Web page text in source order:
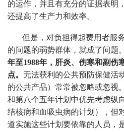
的运作，并且有充分的证据表明
还提高了生产力和效率。
但是，对负担得起费用者服
的问题的弱势群体，就成了问题
年至1988年，肝炎、伤寒和副伤
点。 无法获利的公共预防保健活
的公共产品）常常被忽略或忽视
和第八个五年计划中优先考虑纵
结核病和血吸虫病的计划），但
道实施这些计划要依靠的人员，